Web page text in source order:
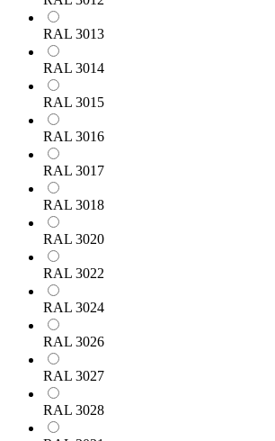
RAL 3013
RAL 3014
RAL 3015
RAL 3016
RAL 3017
RAL 3018
RAL 3020
RAL 3022
RAL 3024
RAL 3026
RAL 3027
RAL 3028